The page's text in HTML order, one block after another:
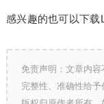
感兴趣的也可以下载
免责声明：文章内容
完整性、准确性给